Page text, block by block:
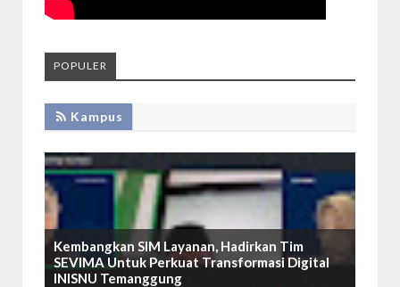
POPULER
Kampus
Kembangkan SIM Layanan, Hadirkan Tim
SEVIMA Untuk Perkuat Transformasi Digital
INISNU Temanggung